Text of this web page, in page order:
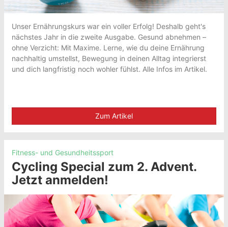
Unser Ernährungskurs war ein voller Erfolg! Deshalb geht's
nächstes Jahr in die zweite Ausgabe. Gesund abnehmen –
ohne Verzicht: Mit Maxime. Lerne, wie du deine Ernährung
nachhaltig umstellst, Bewegung in deinen Alltag integrierst
und dich langfristig noch wohler fühlst. Alle Infos im Artikel.
Zum Artikel
Fitness- und Gesundheitssport
Cycling Special zum 2. Advent.
Jetzt anmelden!